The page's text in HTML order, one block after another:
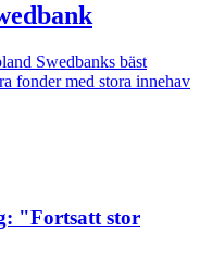
Swedbanks bäst
fonder med stora innehav
"Fortsatt stor